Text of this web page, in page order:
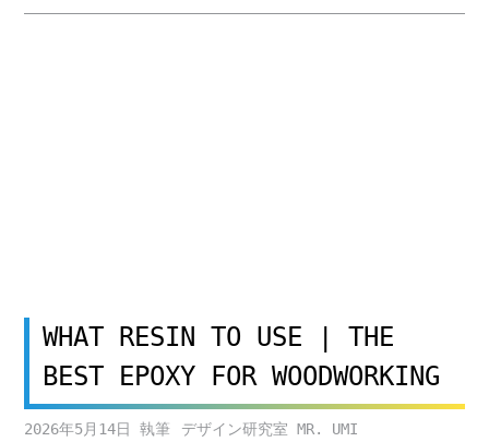
WHAT RESIN TO USE | THE
BEST EPOXY FOR WOODWORKING
2026年5月14日 デザイン研究室 MR. UMI